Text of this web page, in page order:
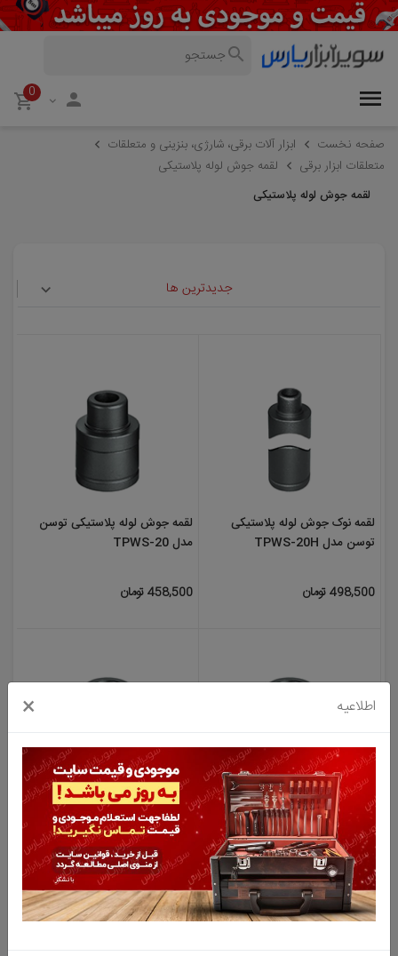
0
صفحه نخست
ابزار آلات برقی، شارژی، بنزینی و متعلقات
متعلقات ابزار برقی
لقمه جوش لوله پلاستیکی
لقمه جوش لوله پلاستیکی
جدیدترین ها
لقمه نوک جوش لوله پلاستیکی
توسن مدل TPWS-20H
498,500 تومان
لقمه جوش لوله پلاستیکی توسن
مدل TPWS-20
458,500 تومان
لقمه جوش لوله پلاستیکی توسن
سایز 25 مدل TPWS-25
498,500 تومان
لقمه جوش لوله پلاستیکی توسن
سایز 32 مدل TPWS-32
518,500 تومان
اطلاعیه ×